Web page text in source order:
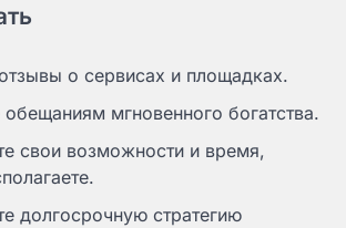
о сервисах и площадках.
обещаниям мгновенного богатства.
свои возможности и время,
долгосрочную стратегию